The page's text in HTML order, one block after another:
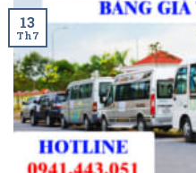
13
Th7